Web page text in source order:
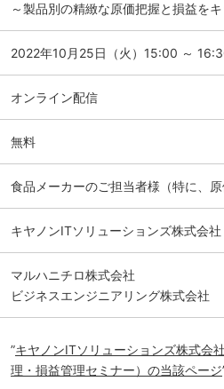
～製品別の精緻な原価把握と損益を
2022年10月25日（火）15:00 ～
オンライン配信
無料
食品メーカーのご担当者様（特に、
キヤノンITソリューションズ株式会社
マルハニチロ株式会社
ビジネスエンジニアリング株式会社
”キヤノンITソリューションズ株式会
理・損益管理セミナー）の当該ページ